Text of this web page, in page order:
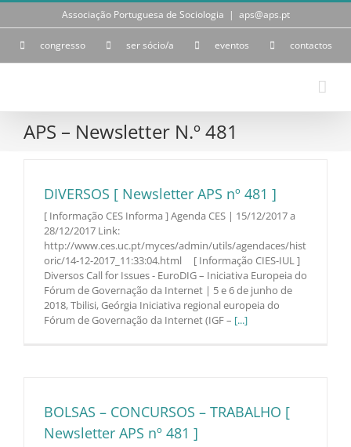
Skip
Associação Portuguesa de Sociologia | aps@aps.pt
congresso ser sócio/a eventos contactos
APS – Newsletter N.º 481
DIVERSOS [ Newsletter APS nº 481 ]
[ Informação CES Informa ] Agenda CES | 15/12/2017 a
28/12/2017 Link:
http://www.ces.uc.pt/myces/admin/utils/agendaces/hist
oric/14-12-2017_11:33:04.html [ Informação CIES-IUL ]
Diversos Call for Issues - EuroDIG – Iniciativa Europeia do
Fórum de Governação da Internet | 5 e 6 de junho de
2018, Tbilisi, Geórgia Iniciativa regional europeia do
Fórum de Governação da Internet (IGF – [...]
BOLSAS – CONCURSOS – TRABALHO [
Newsletter APS nº 481 ]